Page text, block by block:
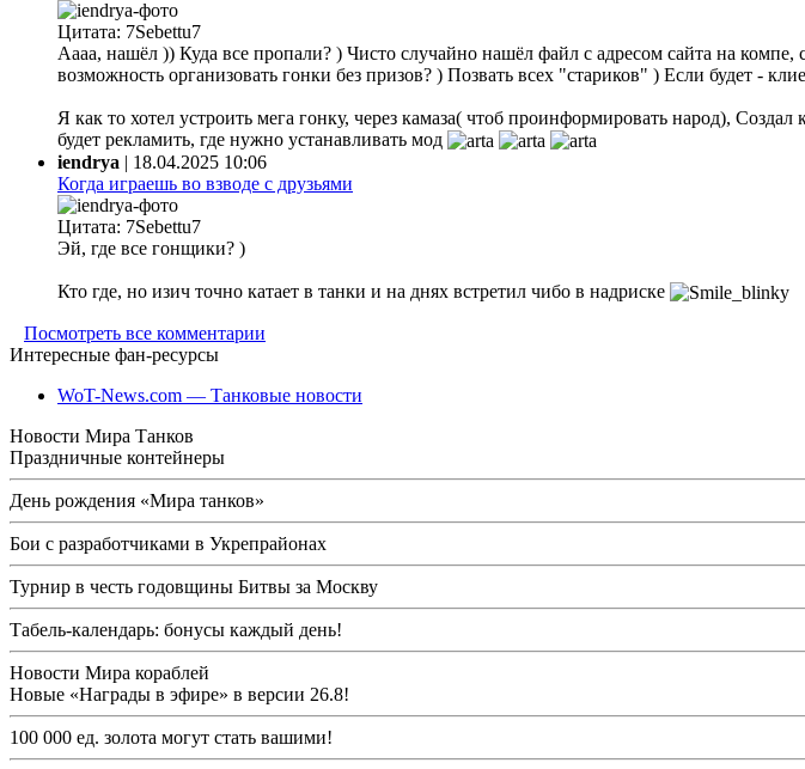
Цитата: 7Sebettu7
Аааа, нашёл )) Куда все пропали? ) Чисто случайно нашёл файл с адресом сайта на компе,
возможность организовать гонки без призов? ) Позвать всех "стариков" ) Если будет -
Я как то хотел устроить мега гонку, через камаза( чтоб проинформировать народ),
будет рекламить, где нужно устанавливать мод
iendrya | 18.04.2025 10:06
Когда играешь во взводе с друзьями
Цитата: 7Sebettu7
Эй, где все гонщики? )
Кто где, но изич точно катает в танки и на днях встретил чибо в надриске
Посмотреть все комментарии
Интересные фан-ресурсы
WoT-News.com — Танковые новости
Новости Мира Танков
Праздничные контейнеры
День рождения «Мира танков»
Бои с разработчиками в Укрепрайонах
Турнир в честь годовщины Битвы за Москву
Табель-календарь: бонусы каждый день!
Новости Мира кораблей
Новые «Награды в эфире» в версии 26.8!
100 000 ед. золота могут стать вашими!